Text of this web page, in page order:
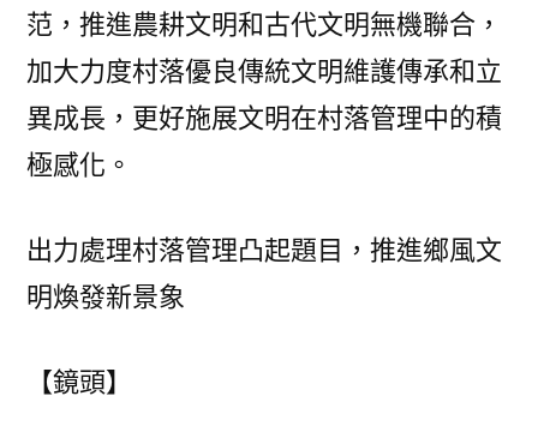
范，推進農耕文明和古代文明無機聯合，
加大力度村落優良傳統文明維護傳承和立
異成長，更好施展文明在村落管理中的積
極感化。
出力處理村落管理凸起題目，推進鄉風文
明煥發新景象
【鏡頭】